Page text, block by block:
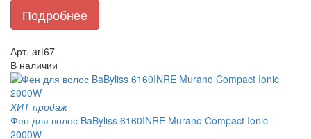
Подробнее
Арт. art67
В наличии
ХИТ продаж
Фен для волос BaByliss 6160INRE Murano Compact Ionic
2000W